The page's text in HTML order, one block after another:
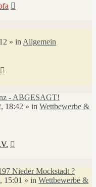
» in Allgemein
- ABGESAGT!
18:42 » in Wettbewerbe &
Nieder Mockstadt ?
15:01 » in Wettbewerbe &